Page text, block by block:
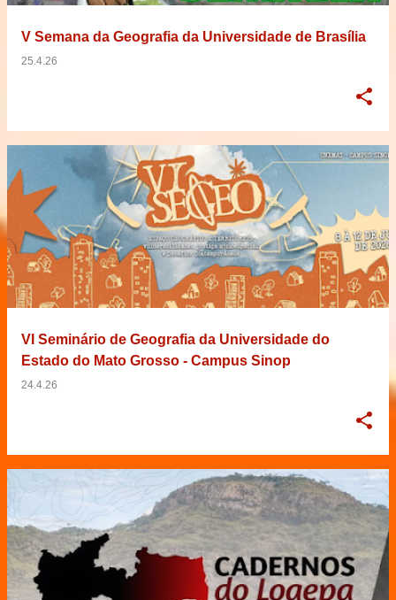
V Semana da Geografia da Universidade de Brasília
25.4.26
VI Seminário de Geografia da Universidade do
Estado do Mato Grosso - Campus Sinop
24.4.26